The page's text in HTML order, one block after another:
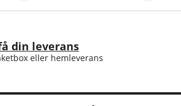
din leverans
eller hemleverans